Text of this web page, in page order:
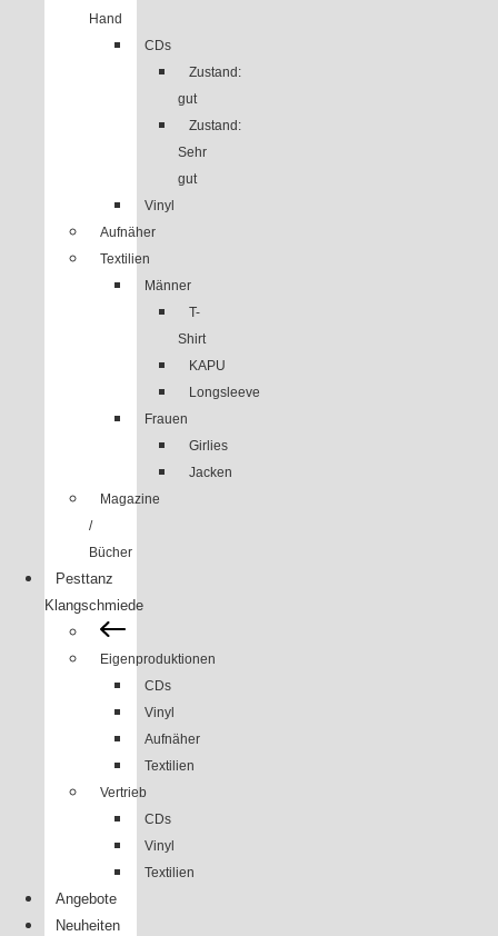
Hand
CDs
Zustand:
gut
Zustand:
Sehr
gut
Vinyl
Aufnäher
Textilien
Männer
T-
Shirt
KAPU
Longsleeve
Frauen
Girlies
Jacken
Magazine
/
Bücher
Pesttanz
Klangschmiede
Eigenproduktionen
CDs
Vinyl
Aufnäher
Textilien
Vertrieb
CDs
Vinyl
Textilien
Angebote
Neuheiten